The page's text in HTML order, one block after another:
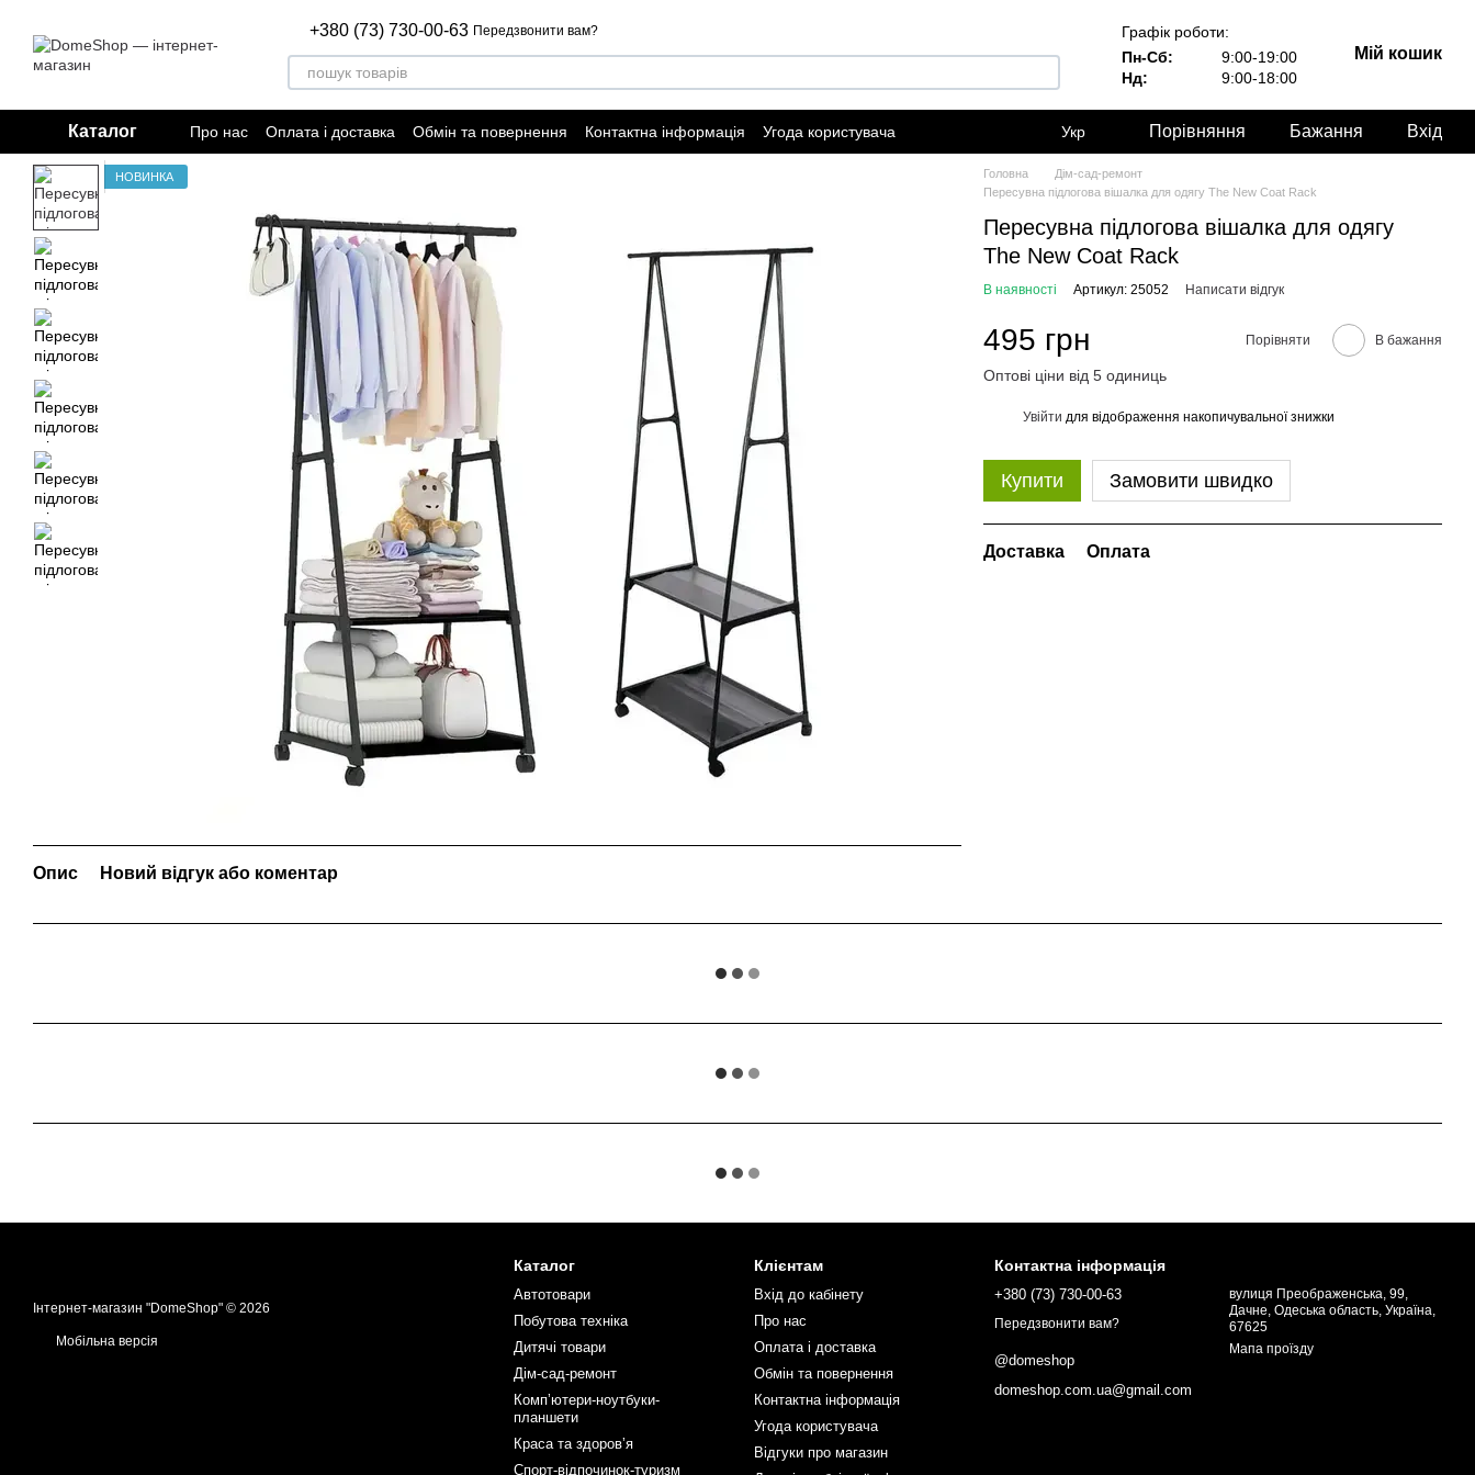
+380 (73) 730-00-63 Передзвонити вам?
Графік роботи:
Пн-Сб:
9:00-19:00
Нд:
9:00-18:00
Мій кошик
Каталог Про нас Оплата і доставка Обмін та повернення Контактна інформація
Угода користувача
Відгуки про магазин
Договір публічної оферти
Укр Порівняння Бажання Вхід
НОВИНКА
Опис Новий відгук або коментар
Головна
Дім-сад-ремонт
Пересувна підлогова вішалка для одягу The New Coat Rack
Пересувна підлогова вішалка для одягу
The New Coat Rack
В наявності Артикул: 25052 Написати відгук
495 грн Порівняти В бажання
Оптові ціни від 5 одиниць
Увійти для відображення накопичувальної знижки
Купити Замовити швидко
Доставка Оплата
Інтернет-магазин "DomeShop" © 2026
Мобільна версія
Каталог
Автотовари
Побутова техніка
Дитячі товари
Дім-сад-ремонт
Компʼютери-ноутбуки-
планшети
Краса та здоровʼя
Спорт-відпочинок-туризм
Клієнтам
Вхід до кабінету
Про нас
Оплата і доставка
Обмін та повернення
Контактна інформація
Угода користувача
Відгуки про магазин
Контактна інформація
+380 (73) 730-00-63
Передзвонити вам?
@domeshop
domeshop.com.ua@gmail.com
вулиця Преображенська, 99,
Дачне, Одеська область, Україна,
67625
Мапа проїзду